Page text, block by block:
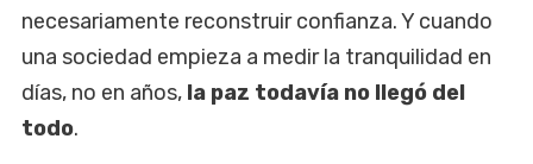
necesariamente reconstruir confianza. Y cuando
una sociedad empieza a medir la tranquilidad en
días, no en años, la paz todavía no llegó del
todo.